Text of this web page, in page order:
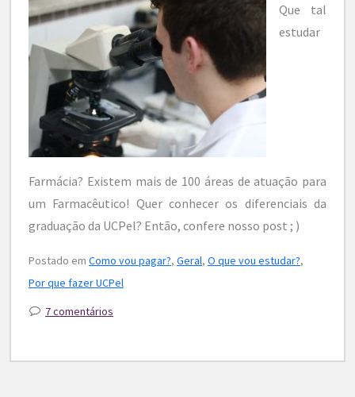
Que tal
estudar
Farmácia? Existem mais de 100 áreas de atuação para
um Farmacêutico! Quer conhecer os diferenciais da
graduação da UCPel? Então, confere nosso post ; )
Postado em Como vou pagar?, Geral, O que vou estudar?,
Por que fazer UCPel
7 comentários